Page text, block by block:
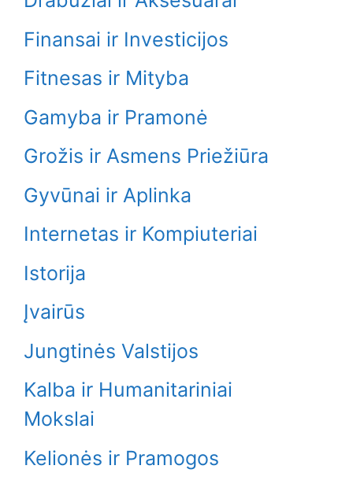
Finansai ir Investicijos
Fitnesas ir Mityba
Gamyba ir Pramonė
Grožis ir Asmens Priežiūra
Gyvūnai ir Aplinka
Internetas ir Kompiuteriai
Istorija
Įvairūs
Jungtinės Valstijos
Kalba ir Humanitariniai
Mokslai
Kelionės ir Pramogos